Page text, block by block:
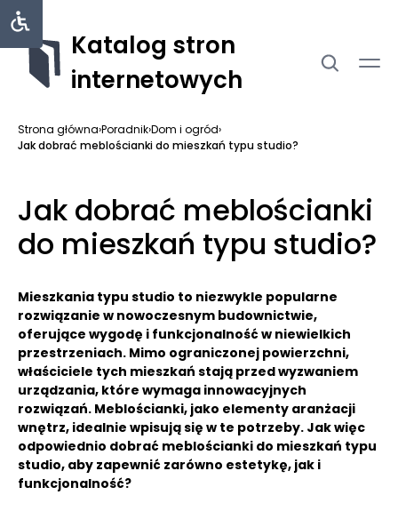
Katalog stron
internetowych
Strona główna›Poradnik›Dom i ogród›
Jak dobrać meblościanki do mieszkań typu studio?
Jak dobrać meblościanki
do mieszkań typu studio?
Mieszkania typu studio to niezwykle popularne
rozwiązanie w nowoczesnym budownictwie,
oferujące wygodę i funkcjonalność w niewielkich
przestrzeniach. Mimo ograniczonej powierzchni,
właściciele tych mieszkań stają przed wyzwaniem
urządzania, które wymaga innowacyjnych
rozwiązań. Meblościanki, jako elementy aranżacji
wnętrz, idealnie wpisują się w te potrzeby. Jak więc
odpowiednio dobrać meblościanki do mieszkań typu
studio, aby zapewnić zarówno estetykę, jak i
funkcjonalność?